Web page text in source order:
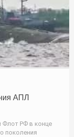
АПЛ
Флот РФ в конце
поколения